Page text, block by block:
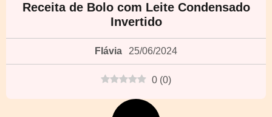
Receita de Bolo com Leite Condensado
Invertido
Flávia 25/06/2024
0 (0)